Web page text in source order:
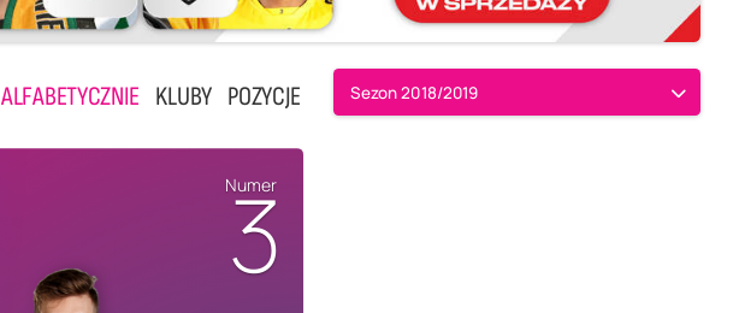
ALFABETYCZNIE KLUBY POZYCJE Sezon 2018/2019
Numer
3